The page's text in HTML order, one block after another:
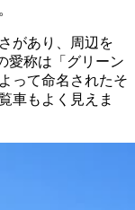
があり、周辺を
愛称は「グリーン
って命名されたそ
車もよく見えま